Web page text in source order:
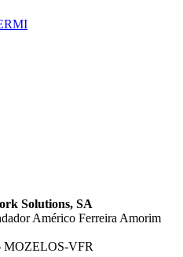
Solutions, SA
Américo Ferreira Amorim
MOZELOS-VFR